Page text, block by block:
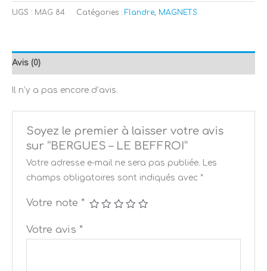
UGS : MAG 84 Catégories : Flandre MAGNETS
Avis (0)
Il n’y a pas encore d’avis.
Soyez le premier à laisser votre avis
sur “BERGUES – LE BEFFROI”
Votre adresse e-mail ne sera pas publiée. Les
champs obligatoires sont indiqués avec *
Votre note *
Votre avis *